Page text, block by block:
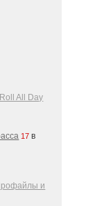
Roll All Day
17 в
и